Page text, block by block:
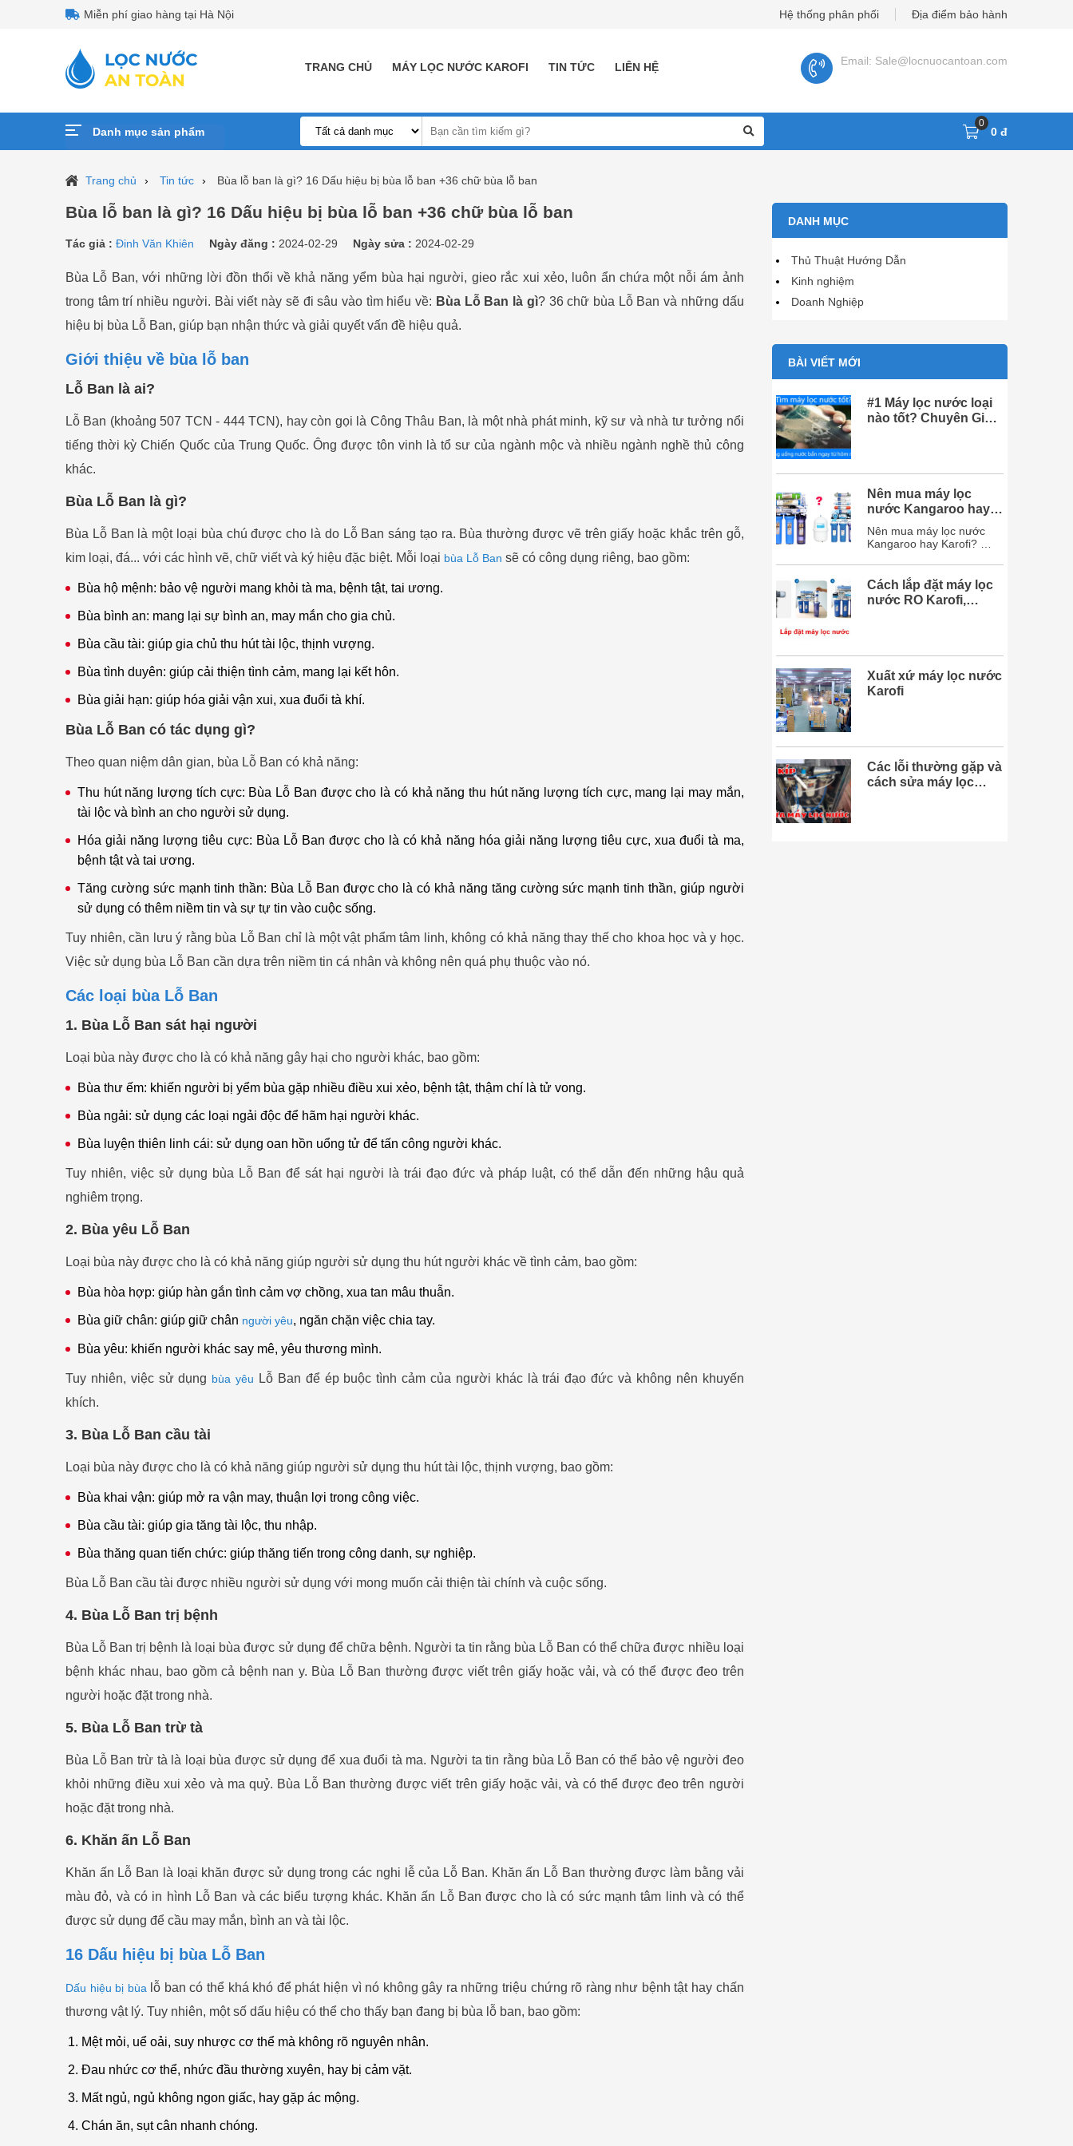
Miễn phí giao hàng tại Hà Nội Hệ thống phân phối Địa điểm bảo hành
TRANG CHỦ MÁY LỌC NƯỚC KAROFI TIN TỨC LIÊN HỆ Email: Sale@locnuocantoan.com
Danh mục sản phẩm
0
0 đ
Trang chủ Tin tức Bùa lỗ ban là gì? 16 Dấu hiệu bị bùa lỗ ban +36 chữ bùa lỗ ban
Bùa lỗ ban là gì? 16 Dấu hiệu bị bùa lỗ ban +36 chữ bùa lỗ ban
Tác giả : Đinh Văn Khiên Ngày đăng : 2024-02-29 Ngày sửa : 2024-02-29
Bùa Lỗ Ban, với những lời đồn thổi về khả năng yểm bùa hại người, gieo rắc xui xẻo, luôn ẩn chứa một nỗi ám ảnh
trong tâm trí nhiều người. Bài viết này sẽ đi sâu vào tìm hiểu về: Bùa Lỗ Ban là gì? 36 chữ bùa Lỗ Ban và những dấu
hiệu bị bùa Lỗ Ban, giúp bạn nhận thức và giải quyết vấn đề hiệu quả.
Giới thiệu về bùa lỗ ban
Lỗ Ban là ai?
Lỗ Ban (khoảng 507 TCN - 444 TCN), hay còn gọi là Công Thâu Ban, là một nhà phát minh, kỹ sư và nhà tư tưởng nổi
tiếng thời kỳ Chiến Quốc của Trung Quốc. Ông được tôn vinh là tổ sư của ngành mộc và nhiều ngành nghề thủ công
khác.
Bùa Lỗ Ban là gì?
Bùa Lỗ Ban là một loại bùa chú được cho là do Lỗ Ban sáng tạo ra. Bùa thường được vẽ trên giấy hoặc khắc trên gỗ,
kim loại, đá... với các hình vẽ, chữ viết và ký hiệu đặc biệt. Mỗi loại bùa Lỗ Ban sẽ có công dụng riêng, bao gồm:
Bùa hộ mệnh: bảo vệ người mang khỏi tà ma, bệnh tật, tai ương.
Bùa bình an: mang lại sự bình an, may mắn cho gia chủ.
Bùa cầu tài: giúp gia chủ thu hút tài lộc, thịnh vượng.
Bùa tình duyên: giúp cải thiện tình cảm, mang lại kết hôn.
Bùa giải hạn: giúp hóa giải vận xui, xua đuổi tà khí.
Bùa Lỗ Ban có tác dụng gì?
Theo quan niệm dân gian, bùa Lỗ Ban có khả năng:
Thu hút năng lượng tích cực: Bùa Lỗ Ban được cho là có khả năng thu hút năng lượng tích cực, mang lại may mắn,
tài lộc và bình an cho người sử dụng.
Hóa giải năng lượng tiêu cực: Bùa Lỗ Ban được cho là có khả năng hóa giải năng lượng tiêu cực, xua đuổi tà ma,
bệnh tật và tai ương.
Tăng cường sức mạnh tinh thần: Bùa Lỗ Ban được cho là có khả năng tăng cường sức mạnh tinh thần, giúp người
sử dụng có thêm niềm tin và sự tự tin vào cuộc sống.
Tuy nhiên, cần lưu ý rằng bùa Lỗ Ban chỉ là một vật phẩm tâm linh, không có khả năng thay thế cho khoa học và y học.
Việc sử dụng bùa Lỗ Ban cần dựa trên niềm tin cá nhân và không nên quá phụ thuộc vào nó.
Các loại bùa Lỗ Ban
1. Bùa Lỗ Ban sát hại người
Loại bùa này được cho là có khả năng gây hại cho người khác, bao gồm:
Bùa thư ếm: khiến người bị yểm bùa gặp nhiều điều xui xẻo, bệnh tật, thậm chí là tử vong.
Bùa ngải: sử dụng các loại ngải độc để hãm hại người khác.
Bùa luyện thiên linh cái: sử dụng oan hồn uổng tử để tấn công người khác.
Tuy nhiên, việc sử dụng bùa Lỗ Ban để sát hại người là trái đạo đức và pháp luật, có thể dẫn đến những hậu quả
nghiêm trọng.
2. Bùa yêu Lỗ Ban
Loại bùa này được cho là có khả năng giúp người sử dụng thu hút người khác về tình cảm, bao gồm:
Bùa hòa hợp: giúp hàn gắn tình cảm vợ chồng, xua tan mâu thuẫn.
Bùa giữ chân: giúp giữ chân người yêu, ngăn chặn việc chia tay.
Bùa yêu: khiến người khác say mê, yêu thương mình.
Tuy nhiên, việc sử dụng bùa yêu
Lỗ Ban để ép buộc tình cảm của người khác là trái đạo đức và không nên khuyến
khích.
3. Bùa Lỗ Ban cầu tài
Loại bùa này được cho là có khả năng giúp người sử dụng thu hút tài lộc, thịnh vượng, bao gồm:
Bùa khai vận: giúp mở ra vận may, thuận lợi trong công việc.
Bùa cầu tài: giúp gia tăng tài lộc, thu nhập.
Bùa thăng quan tiến chức: giúp thăng tiến trong công danh, sự nghiệp.
Bùa Lỗ Ban cầu tài được nhiều người sử dụng với mong muốn cải thiện tài chính và cuộc sống.
4. Bùa Lỗ Ban trị bệnh
Bùa Lỗ Ban trị bệnh là loại bùa được sử dụng để chữa bệnh. Người ta tin rằng bùa Lỗ Ban có thể chữa được nhiều loại
bệnh khác nhau, bao gồm cả bệnh nan y. Bùa Lỗ Ban thường được viết trên giấy hoặc vải, và có thể được đeo trên
người hoặc đặt trong nhà.
5. Bùa Lỗ Ban trừ tà
Bùa Lỗ Ban trừ tà là loại bùa được sử dụng để xua đuổi tà ma. Người ta tin rằng bùa Lỗ Ban có thể bảo vệ người đeo
khỏi những điều xui xẻo và ma quỷ. Bùa Lỗ Ban thường được viết trên giấy hoặc vải, và có thể được đeo trên người
hoặc đặt trong nhà.
6. Khăn ấn Lỗ Ban
Khăn ấn Lỗ Ban là loại khăn được sử dụng trong các nghi lễ của Lỗ Ban. Khăn ấn Lỗ Ban thường được làm bằng vải
màu đỏ, và có in hình Lỗ Ban và các biểu tượng khác. Khăn ấn Lỗ Ban được cho là có sức mạnh tâm linh và có thể
được sử dụng để cầu may mắn, bình an và tài lộc.
16 Dấu hiệu bị bùa Lỗ Ban
Dấu hiệu bị bùa lỗ ban có thể khá khó để phát hiện vì nó không gây ra những triệu chứng rõ ràng như bệnh tật hay chấn
thương vật lý. Tuy nhiên, một số dấu hiệu có thể cho thấy bạn đang bị bùa lỗ ban, bao gồm:
Mệt mỏi, uể oải, suy nhược cơ thể mà không rõ nguyên nhân.
Đau nhức cơ thể, nhức đầu thường xuyên, hay bị cảm vặt.
Mất ngủ, ngủ không ngon giấc, hay gặp ác mộng.
Chán ăn, sụt cân nhanh chóng.
DANH MỤC
Thủ Thuật Hướng Dẫn
Kinh nghiệm
Doanh Nghiệp
BÀI VIẾT MỚI
#1 Máy lọc nước loại
nào tốt? Chuyên Gia
Nên mua máy lọc
nước Kangaroo hay
Karofi? So sánh chi
tiết
Nên mua máy lọc nước
Kangaroo hay Karofi?
thắc mắc của bạn và chắc
chắn sau bài viết này, bạn
sẽ chọn được hãng máy
lọc nước phù hợp với
...
Cách lắp đặt máy lọc
nước RO Karofi,
Xuất xứ máy lọc nước
Karofi
Các lỗi thường gặp và
cách sửa máy lọc